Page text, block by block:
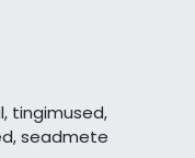
tingimused,
seadmete